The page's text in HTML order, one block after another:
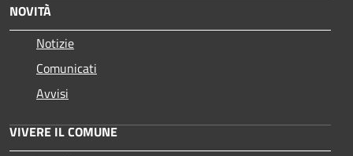
NOVITÀ
Notizie
Comunicati
Avvisi
VIVERE IL COMUNE